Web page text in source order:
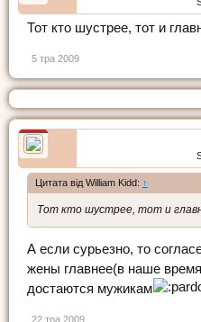
Тот кто шустрее, тот и
5 тра 2009
Цитата від William Kidd: ↑
Тот кто шустрее, тот и
А если сурьезно, то
жены главнее(в наше время
достаются мужикам
22 тра 2009